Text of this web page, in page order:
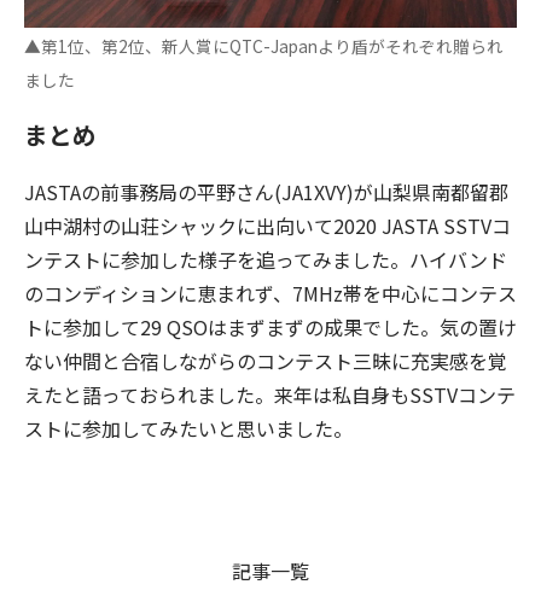
▲第1位、第2位、新人賞にQTC-Japanより盾がそれぞれ贈られ
ました
まとめ
JASTAの前事務局の平野さん(JA1XVY)が山梨県南都留郡
山中湖村の山荘シャックに出向いて2020 JASTA SSTVコ
ンテストに参加した様子を追ってみました。ハイバンド
のコンディションに恵まれず、7MHz帯を中心にコンテス
トに参加して29 QSOはまずまずの成果でした。気の置け
ない仲間と合宿しながらのコンテスト三昧に充実感を覚
えたと語っておられました。来年は私自身もSSTVコンテ
ストに参加してみたいと思いました。
記事一覧